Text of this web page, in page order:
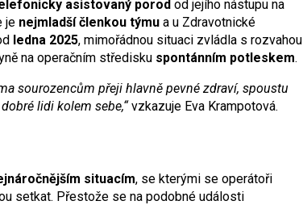
asistovaný porod od jejího nástupu na
je nejmladší členkou týmu a u Zdravotnické
ledna 2025, mimořádnou situaci zvládla s rozvahou
na operačním středisku spontánním potleskem.
sourozencům přeji hlavně pevné zdraví, spoustu
lidi kolem sebe,“vzkazuje Eva Krampotová.
situacím, se kterými se operátoři
setkat. Přestože se na podobné události